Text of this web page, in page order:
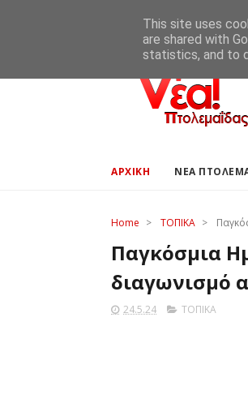
ΑΓΓΕΛΙΕΣ
ΑΡΧΙΚΗ ΝΕΑ
Home > ΤΟΠΙΚΑ >
Παγκόσμια
διαγωνισμό
24.5.24 ΤΟΠΙΚΑ
This site uses
are shared with
statistics, and to